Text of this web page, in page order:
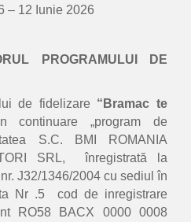
– 12 Iunie 2026
PROGRAMULUI DE
de fidelizare “Bramac te
continuare „program de
S.C. BMI ROMANIA
SRL, înregistrată la
J32/1346/2004 cu sediul în
Nr .5 cod de inregistrare
RO58 BACX 0000 0008